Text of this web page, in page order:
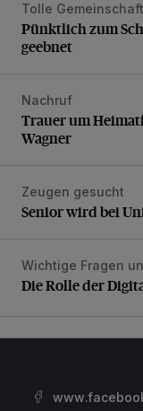
Pünktlich zum
Tolle
Pünktlich zum
geebnet
Trauer um
Nachruf
Trauer um
Wagner
Senior wird bei
Zeugen gesucht
Senior wird bei
Die Rolle der
Wichtige Fragen
Die Rolle der